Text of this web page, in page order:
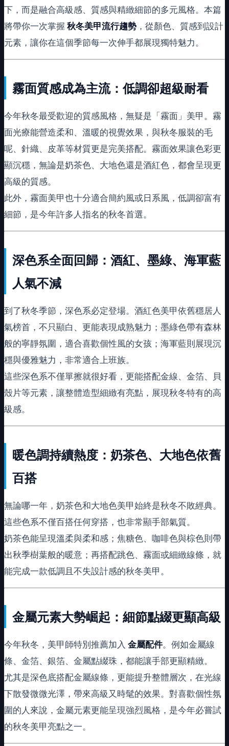
下，而是融合高級感、質感與精緻細節的多元風格。本篇
將帶你一次掌握 秋冬美甲流行趨勢 ，從顏色、質感到設計
元素，讓你在這個季節每一次伸手都展現獨特魅力。
霧面質感成為主流：低調卻超級耐看
今年秋冬最受歡迎的質感風格，無疑是「霧面」美甲。霧
面光療能營造柔和、溫暖的視覺效果，與秋冬服裝的毛
呢、針織、皮革等材質更是完美搭配。霧面效果讓色彩更
顯沉穩，無論是奶茶色、大地色還是酒紅色，都會呈現更
高級的質感。
此外，霧面美甲也十分適合簡約風或日系風，低調卻富有
細節，是今年許多人指名的秋冬首選。
深色系全面回歸：酒紅、墨綠、海軍藍
人氣不減
到了秋冬季節，深色系必定登場。酒紅色美甲依舊穩居人
氣榜首，不只顯白、更能表現成熟魅力；墨綠色帶有森林
般的寧靜氛圍，適合喜歡個性風的女孩；海軍藍則展現沉
穩與優雅魅力，非常適合上班族。
這些深色系不僅單擦就很好看，更能搭配金線、金箔、貝
殼片等元素，讓整體造型細緻有亮點，展現秋冬特有的高
級感。
暖色調持續熱度：奶茶色、大地色依舊
百搭
無論哪一年，奶茶色和大地色美甲始終是秋冬不敗經典。
這些色系不僅百搭任何穿搭，也非常顯手部氣質。
奶茶色能呈現溫柔與柔和感；焦糖色、咖啡色與棕色則帶
出秋季樹葉般的暖意；再搭配跳色、霧面或細緻線條，就
能完成一款低調且不失設計感的秋冬美甲。
金屬元素大勢崛起：細節點綴更顯高級
今年秋冬，美甲師特別推薦加入 金屬配件。例如金屬線
條、金箔、銀箔、金屬點綴珠，都能讓手部更顯精緻。
尤其是深色底搭配金屬線條，更能提升整體層次，在光線
下散發微微光澤，帶來高級又時髦的效果。對喜歡個性氛
圍的人來說，金屬元素更能呈現強烈風格，是今年必嘗試
的秋冬美甲亮點之一。